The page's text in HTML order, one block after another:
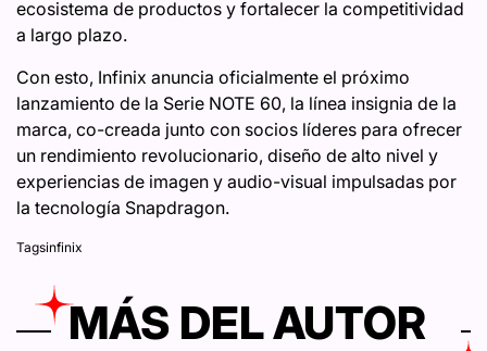
ecosistema de productos y fortalecer la competitividad
a largo plazo.
Con esto, Infinix anuncia oficialmente el próximo
lanzamiento de la Serie NOTE 60, la línea insignia de la
marca, co-creada junto con socios líderes para ofrecer
un rendimiento revolucionario, diseño de alto nivel y
experiencias de imagen y audio-visual impulsadas por
la tecnología Snapdragon.
Tagsinfinix
MÁS DEL AUTOR